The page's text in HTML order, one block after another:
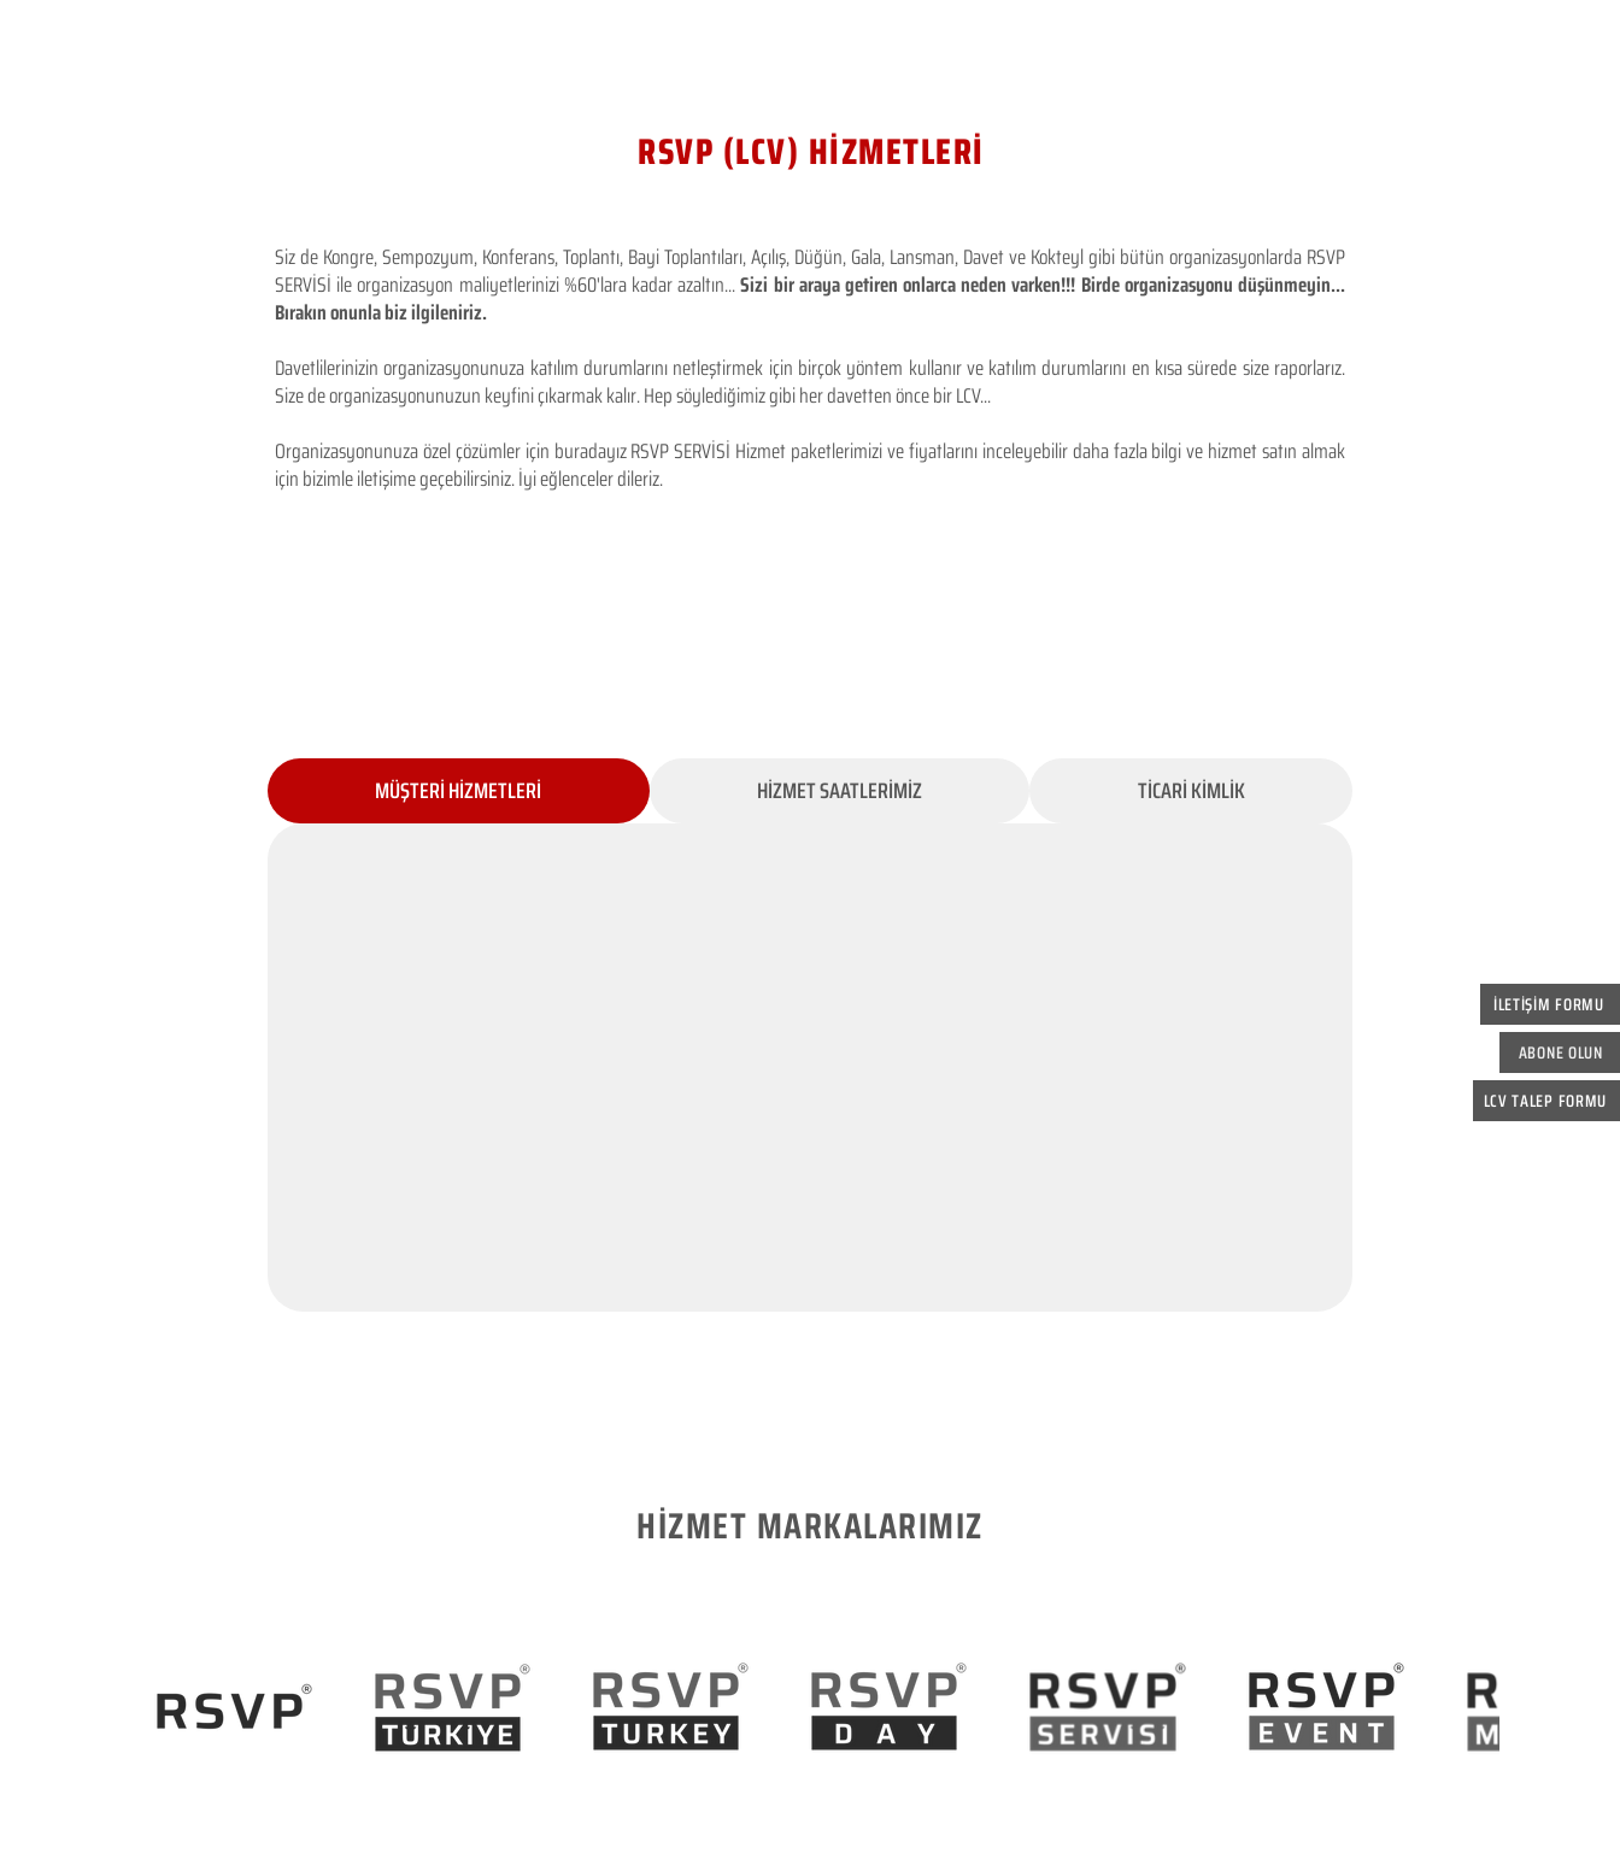
İLETİŞİM FORMU
ABONE OLUN
LCV TALEP FORMU
RSVP (LCV) HİZMETLERİ
Siz de Kongre, Sempozyum, Konferans, Toplantı, Bayi Toplantıları, Açılış, Düğün, Gala, Lansman, Davet ve Kokteyl gibi bütün organizasyonlarda RSVP
SERVİSİ ile organizasyon maliyetlerinizi %60'lara kadar azaltın...Sizi bir araya getiren onlarca neden varken!!! Birde organizasyonu düşünmeyin...
Bırakın onunla biz ilgileniriz.
Davetlilerinizin organizasyonunuza katılım durumlarını netleştirmek için birçok yöntem kullanır ve katılım durumlarını en kısa sürede size raporlarız.
Size de organizasyonunuzun keyfini çıkarmak kalır. Hep söylediğimiz gibi her davetten önce bir LCV...
Organizasyonunuza özel çözümler için buradayız RSVP SERVİSİ Hizmet paketlerimizi ve fiyatlarını inceleyebilir daha fazla bilgi ve hizmet satın almak
için bizimle iletişime geçebilirsiniz. İyi eğlenceler dileriz.
MÜŞTERİ HİZMETLERİ HİZMET SAATLERİMİZ TİCARİ KİMLİK
HİZMET MARKALARIMIZ